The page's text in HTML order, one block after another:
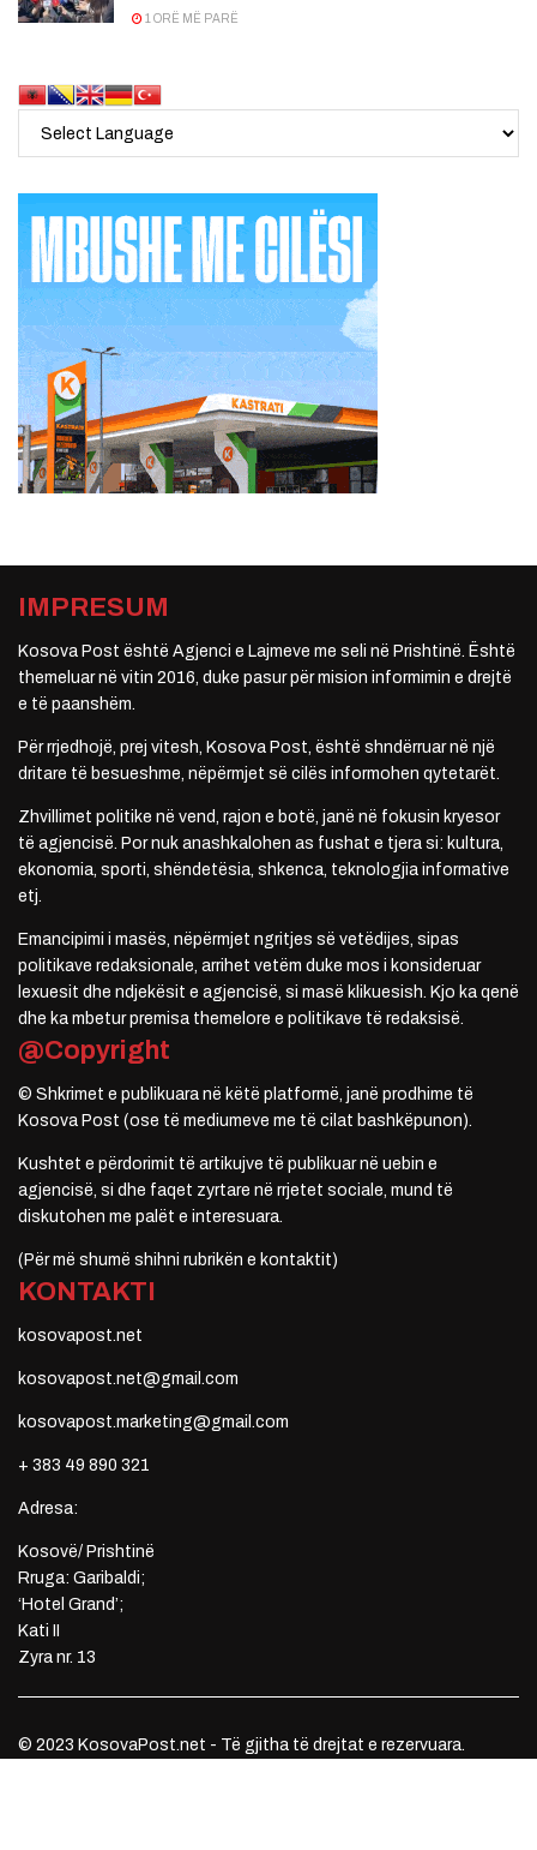
1 ORË MË PARË
IMPRESUM
Kosova Post është Agjenci e Lajmeve me seli në Prishtinë. Është
themeluar në vitin 2016, duke pasur për mision informimin e drejtë
e të paanshëm.
Për rrjedhojë, prej vitesh, Kosova Post, është shndërruar në një
dritare të besueshme, nëpërmjet së cilës informohen qytetarët.
Zhvillimet politike në vend, rajon e botë, janë në fokusin kryesor
të agjencisë. Por nuk anashkalohen as fushat e tjera si: kultura,
ekonomia, sporti, shëndetësia, shkenca, teknologjia informative
etj.
Emancipimi i masës, nëpërmjet ngritjes së vetëdijes, sipas
politikave redaksionale, arrihet vetëm duke mos i konsideruar
lexuesit dhe ndjekësit e agjencisë, si masë klikuesish. Kjo ka qenë
dhe ka mbetur premisa themelore e politikave të redaksisë.
@Copyright
© Shkrimet e publikuara në këtë platformë, janë prodhime të
Kosova Post (ose të mediumeve me të cilat bashkëpunon).
Kushtet e përdorimit të artikujve të publikuar në uebin e
agjencisë, si dhe faqet zyrtare në rrjetet sociale, mund të
diskutohen me palët e interesuara.
(Për më shumë shihni rubrikën e kontaktit)
KONTAKTI
kosovapost.net
kosovapost.net@gmail.com
kosovapost.marketing@gmail.com
+ 383 49 890 321
Adresa:
Kosovë/ Prishtinë
Rruga: Garibaldi;
‘Hotel Grand’;
Kati II
Zyra nr. 13
© 2023 KosovaPost.net - Të gjitha të drejtat e rezervuara.